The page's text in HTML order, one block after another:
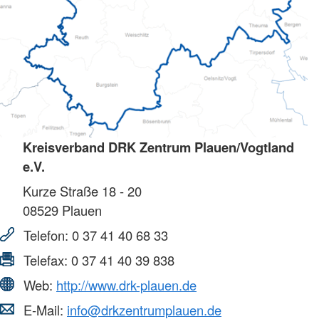
Kreisverband DRK Zentrum Plauen/Vogtland
e.V.
Kurze Straße 18 - 20
08529 Plauen
Telefon: 0 37 41 40 68 33
Telefax: 0 37 41 40 39 838
Web: http://www.drk-plauen.de
E-Mail: info@drkzentrumplauen.de